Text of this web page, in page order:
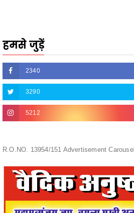
हमसे जुड़ें
2340
3290
5212
R.O.NO. 13954/151 Advertisement Carousel